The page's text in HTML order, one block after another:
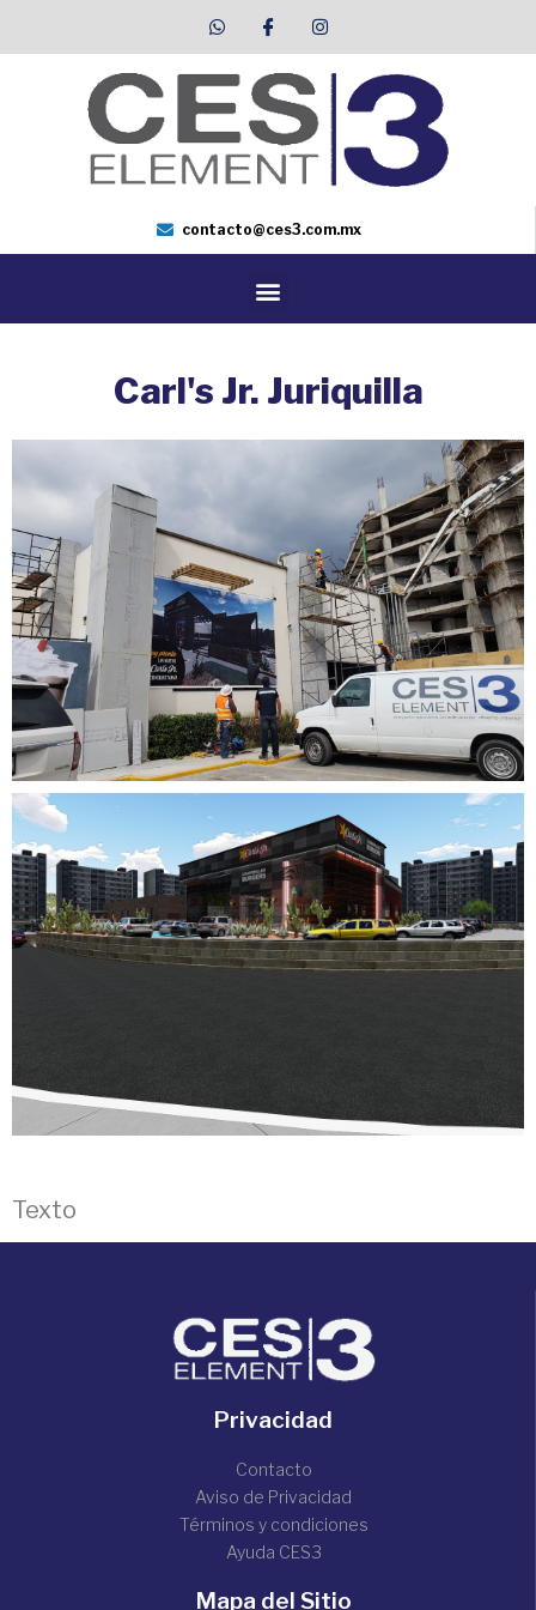
contacto@ces3.com.mx
Carl's Jr. Juriquilla
Texto
Privacidad
Contacto
Aviso de Privacidad
Términos y condiciones
Ayuda CES3
Mapa del Sitio